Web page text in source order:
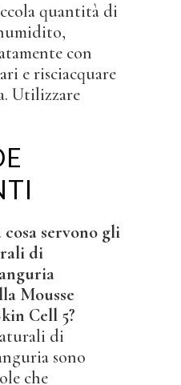
quantità di
con
e risciacquare
Utilizzare
cosa servono gli
di
Mousse
Cell 5?
di
sono
che